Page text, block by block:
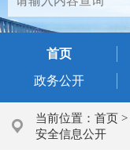
首页
政务公开
当前位置： 首页 >
安全信息公开